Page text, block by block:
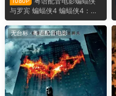
与罗宾 蝙蝠侠4 蝙蝠侠4：急
冻人 Batman & Robin
无台标·粤语配音电影